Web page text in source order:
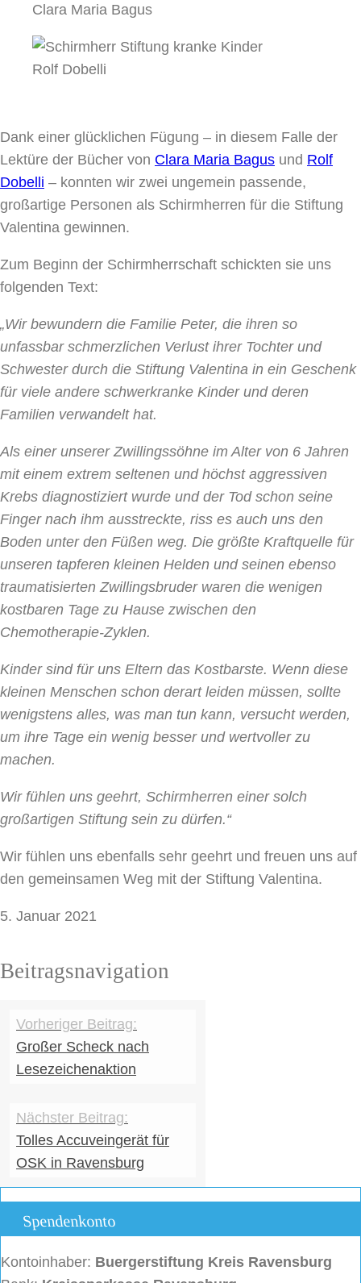
Clara Maria Bagus
Rolf Dobelli
Dank einer glücklichen Fügung – in diesem Falle der
Lektüre der Bücher von Clara Maria Bagus und Rolf
Dobelli – konnten wir zwei ungemein passende,
großartige Personen als Schirmherren für die Stiftung
Valentina gewinnen.
Zum Beginn der Schirmherrschaft schickten sie uns
folgenden Text:
„Wir bewundern die Familie Peter, die ihren so
unfassbar schmerzlichen Verlust ihrer Tochter und
Schwester durch die Stiftung Valentina in ein Geschenk
für viele andere schwerkranke Kinder und deren
Familien verwandelt hat.
Als einer unserer Zwillingssöhne im Alter von 6 Jahren
mit einem extrem seltenen und höchst aggressiven
Krebs diagnostiziert wurde und der Tod schon seine
Finger nach ihm ausstreckte, riss es auch uns den
Boden unter den Füßen weg. Die größte Kraftquelle für
unseren tapferen kleinen Helden und seinen ebenso
traumatisierten Zwillingsbruder waren die wenigen
kostbaren Tage zu Hause zwischen den
Chemotherapie-Zyklen.
Kinder sind für uns Eltern das Kostbarste. Wenn diese
kleinen Menschen schon derart leiden müssen, sollte
wenigstens alles, was man tun kann, versucht werden,
um ihre Tage ein wenig besser und wertvoller zu
machen.
Wir fühlen uns geehrt, Schirmherren einer solch
großartigen Stiftung sein zu dürfen.“
Wir fühlen uns ebenfalls sehr geehrt und freuen uns auf
den gemeinsamen Weg mit der Stiftung Valentina.
5. Januar 2021
Beitragsnavigation
Großer Scheck nach
Lesezeichenaktion
Tolles Accuveingerät für
OSK in Ravensburg
Spendenkonto
Kontoinhaber: Buergerstiftung Kreis Ravensburg